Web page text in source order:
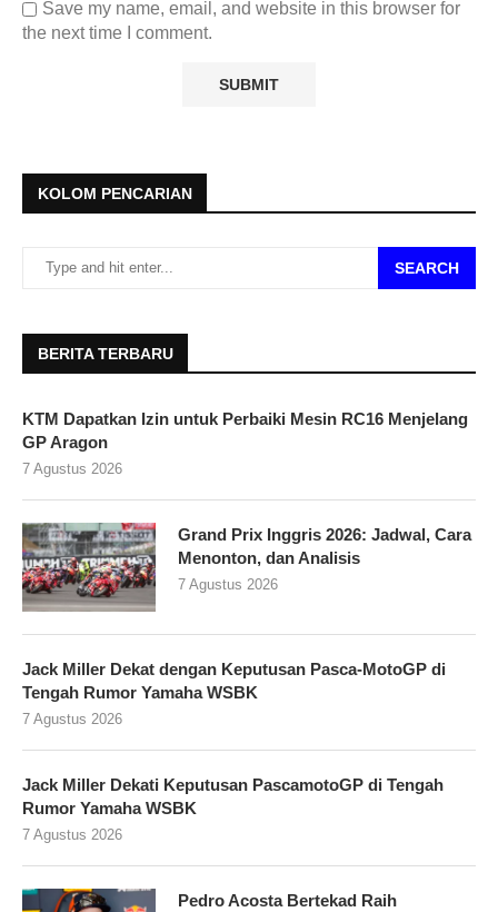
Save my name, email, and website in this browser for
the next time I comment.
KOLOM PENCARIAN
SEARCH
BERITA TERBARU
KTM Dapatkan Izin untuk Perbaiki Mesin RC16 Menjelang
GP Aragon
7 Agustus 2026
Grand Prix Inggris 2026: Jadwal, Cara
Menonton, dan Analisis
7 Agustus 2026
Jack Miller Dekat dengan Keputusan Pasca-MotoGP di
Tengah Rumor Yamaha WSBK
7 Agustus 2026
Jack Miller Dekati Keputusan PascamotoGP di Tengah
Rumor Yamaha WSBK
7 Agustus 2026
Pedro Acosta Bertekad Raih